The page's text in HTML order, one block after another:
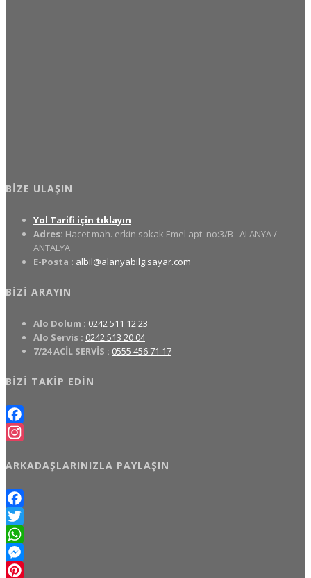
BIZE ULAŞIN
Yol Tarifi için tıklayın
Adres: Hacet mah. erkin sokak Emel apt. no:3/B ALANYA /
ANTALYA
E-Posta : albil@alanyabilgisayar.com
BIZI ARAYIN
Alo Dolum : 0242 511 12 23
Alo Servis : 0242 513 20 04
7/24 ACİL SERVİS : 0555 456 71 17
BIZI TAKIP EDIN
Facebook
ARKADAŞLARINIZLA PAYLAŞIN
Facebook
Twitter
WhatsApp
Messenger